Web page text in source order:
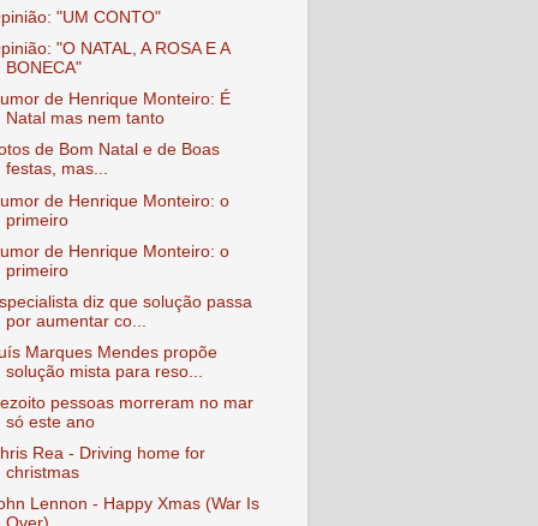
"UM CONTO"
"O NATAL, A ROSA E A
BONECA"
de Henrique Monteiro: É
Natal mas nem tanto
de Bom Natal e de Boas
festas, mas...
de Henrique Monteiro: o
primeiro
de Henrique Monteiro: o
primeiro
diz que solução passa
por aumentar co...
Marques Mendes propõe
solução mista para reso...
pessoas morreram no mar
só este ano
Rea - Driving home for
christmas
Lennon - Happy Xmas (War Is